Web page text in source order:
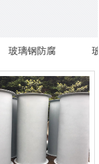
玻璃钢防腐